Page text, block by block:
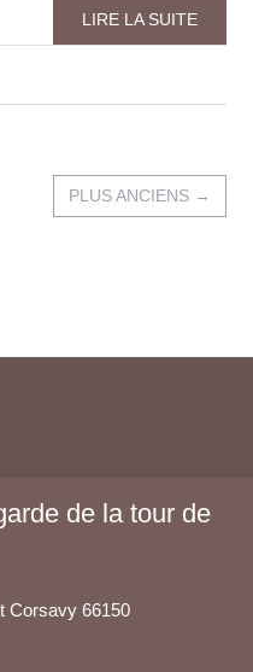
LIRE LA SUITE
PLUS ANCIENS →
de la tour de
Corsavy 66150